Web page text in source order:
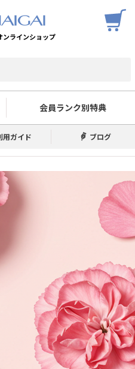
ンラインショップ
会員ランク別特典
用ガイド ブログ